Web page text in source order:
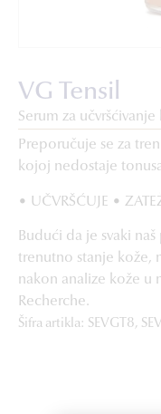
VG Tensil
Serum za učvršćivanje
Preporučuje se za
kojoj nedostaje
• UČVRŠĆUJE •
Budući da je svaki
trenutno stanje kože,
nakon analize kože u
Recherche.
Šifra artikla: SEVGT8,